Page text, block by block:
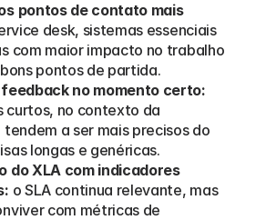
pontos de contato mais
desk, sistemas essenciais
com maior impacto no trabalho
pontos de partida.
no momento certo:
curtos, no contexto da
a ser mais precisos do
longas e genéricas.
do XLA com indicadores
o SLA continua relevante, mas
com métricas de